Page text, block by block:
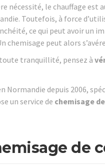
nécessité, le chauffage est
Toutefois, à force
ce qui peut avoir un
peut alors
tranquillité, pensez à
Normandie depuis 2006,
un service de chemisage
de